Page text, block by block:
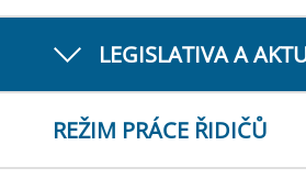
LEGISLATIVA A
REŽIM PRÁCE ŘIDIČŮ